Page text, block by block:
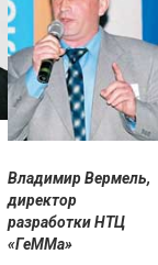
Владимир Вермель,
директор
разработки НТЦ
«ГеММа»